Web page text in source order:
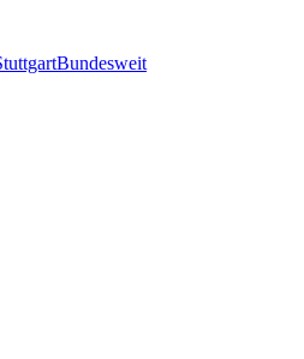
Bundesweit